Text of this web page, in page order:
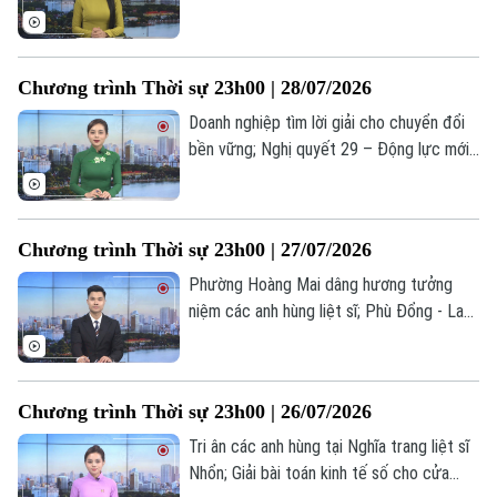
Thời trang
Âm nhạc
đáng chú ý trong chương trình thời sự
23h00 hôm nay.
Chương trình Thời sự 23h00 | 28/07/2026
Doanh nghiệp tìm lời giải cho chuyển đổi
bền vững; Nghị quyết 29 – Động lực mới
trình thời sự 23h00 hôm nay.
Chương trình Thời sự 23h00 | 27/07/2026
Phường Hoàng Mai dâng hương tưởng
niệm các anh hùng liệt sĩ; Phù Đổng - Lan
chú ý trong chương trình thời sự 23h00
hôm nay.
Chương trình Thời sự 23h00 | 26/07/2026
Tri ân các anh hùng tại Nghĩa trang liệt sĩ
Nhổn; Giải bài toán kinh tế số cho cửa